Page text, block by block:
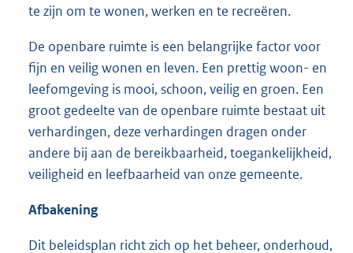
te zijn om te wonen, werken en te recreëren.
De openbare ruimte is een belangrijke factor voor
fijn en veilig wonen en leven. Een prettig woon- en
leefomgeving is mooi, schoon, veilig en groen. Een
groot gedeelte van de openbare ruimte bestaat uit
verhardingen, deze verhardingen dragen onder
andere bij aan de bereikbaarheid, toegankelijkheid,
veiligheid en leefbaarheid van onze gemeente.
Afbakening
Dit beleidsplan richt zich op het beheer, onderhoud,